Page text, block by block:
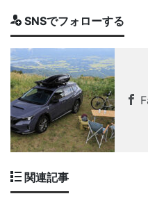
SNSでフォローする
関連記事